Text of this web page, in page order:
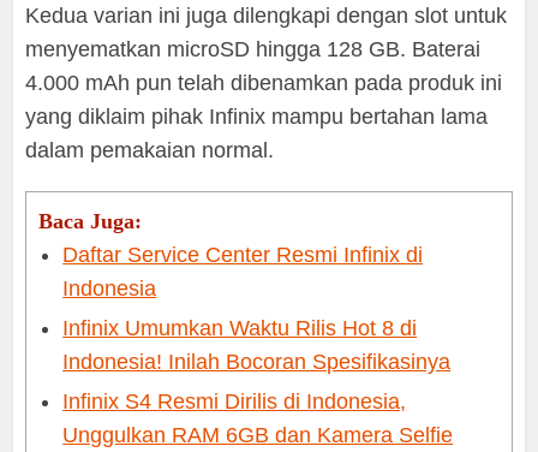
Kedua varian ini juga dilengkapi dengan slot untuk
menyematkan microSD hingga 128 GB. Baterai
4.000 mAh pun telah dibenamkan pada produk ini
yang diklaim pihak Infinix mampu bertahan lama
dalam pemakaian normal.
Baca Juga:
Daftar Service Center Resmi Infinix di
Indonesia
Infinix Umumkan Waktu Rilis Hot 8 di
Indonesia! Inilah Bocoran Spesifikasinya
Infinix S4 Resmi Dirilis di Indonesia,
Unggulkan RAM 6GB dan Kamera Selfie